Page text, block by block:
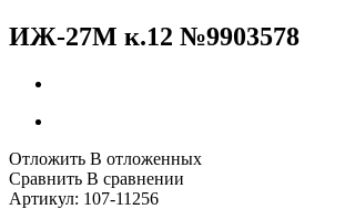
ИЖ-27М к.12 №9903578
Отложить В отложенных
Сравнить В сравнении
Артикул: 107-11256